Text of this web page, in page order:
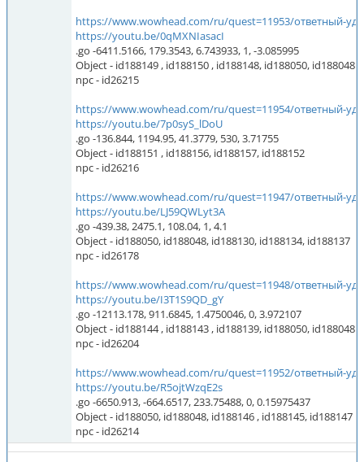
https://www.wowhead.com/ru/quest=11953/ответный-
https://youtu.be/0qMXNIasacI
.go -6411.5166, 179.3543, 6.743933, 1, -3.085995
Object - id188149 , id188150 , id188148, id188050, id188048
npc - id26215
https://www.wowhead.com/ru/quest=11954/ответный-
https://youtu.be/7p0syS_lDoU
.go -136.844, 1194.95, 41.3779, 530, 3.71755
Object - id188151 , id188156, id188157, id188152
npc - id26216
https://www.wowhead.com/ru/quest=11947/ответный-
https://youtu.be/LJ59QWLyt3A
.go -439.38, 2475.1, 108.04, 1, 4.1
Object - id188050, id188048, id188130, id188134, id188137
npc - id26178
https://www.wowhead.com/ru/quest=11948/ответный-
https://youtu.be/I3T1S9QD_gY
.go -12113.178, 911.6845, 1.4750046, 0, 3.972107
Object - id188144 , id188143 , id188139, id188050, id188048
npc - id26204
https://www.wowhead.com/ru/quest=11952/ответный-
https://youtu.be/R5ojtWzqE2s
.go -6650.913, -664.6517, 233.75488, 0, 0.15975437
Object - id188050, id188048, id188146 , id188145, id188147
npc - id26214